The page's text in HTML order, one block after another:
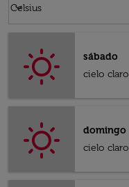
Celsius
keyboard_arrow_down
sábado
cielo claro
domingo
cielo claro